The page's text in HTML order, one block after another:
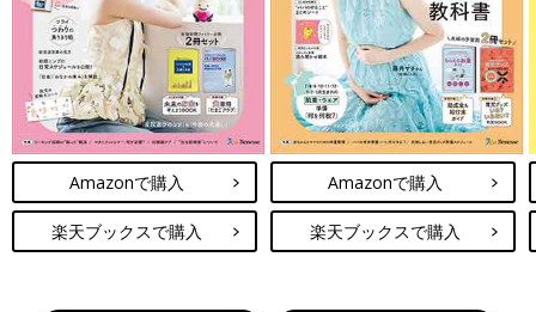
Amazonで購入
楽天ブックスで購入
Amazonで購入
楽天ブックスで購入